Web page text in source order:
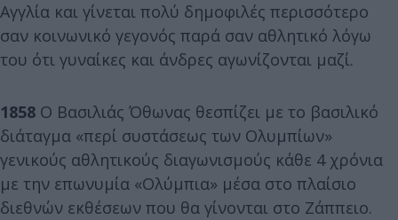
Αγγλία και γίνεται πολύ δημοφιλές περισσότερο
σαν κοινωνικό γεγονός παρά σαν αθλητικό λόγω
του ότι γυναίκες και άνδρες αγωνίζονται μαζί.
1858 Ο Βασιλιάς Όθωνας θεσπίζει με το βασιλικό
διάταγμα «περί συστάσεως των Ολυμπίων»
γενικούς αθλητικούς διαγωνισμούς κάθε 4 χρόνια
με την επωνυμία «Ολύμπια» μέσα στο πλαίσιο
διεθνών εκθέσεων που θα γίνονται στο Ζάππειο.